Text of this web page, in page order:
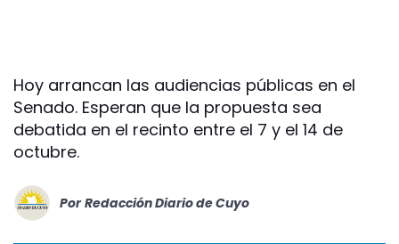
Hoy arrancan las audiencias públicas en el
Senado. Esperan que la propuesta sea
debatida en el recinto entre el 7 y el 14 de
octubre.
Por Redacción Diario de Cuyo